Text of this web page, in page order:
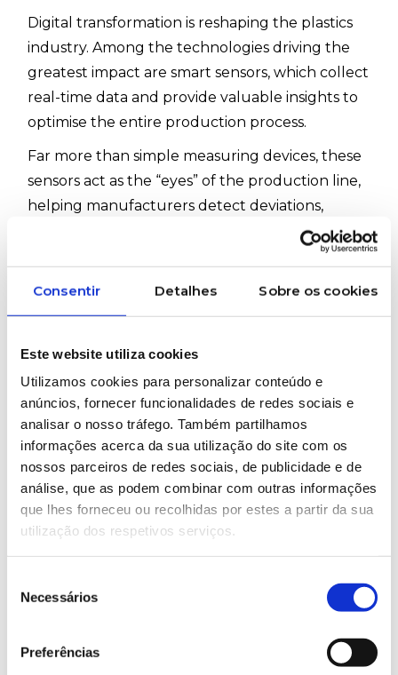
Consentir Detalhes Sobre os cookies
Este website utiliza cookies
Utilizamos cookies para personalizar conteúdo e
anúncios, fornecer funcionalidades de redes sociais e
analisar o nosso tráfego. Também partilhamos
informações acerca da sua utilização do site com os
nossos parceiros de redes sociais, de publicidade e de
análise, que as podem combinar com outras informações
que lhes forneceu ou recolhidas por estes a partir da sua
utilização dos respetivos serviços.
Necessários
Preferências
Digital transformation is reshaping the plastics
industry. Among the technologies driving the
greatest impact are smart sensors, which collect
real-time data and provide valuable insights to
optimise the entire production process.
Far more than simple measuring devices, these
sensors act as the “eyes” of the production line,
helping manufacturers detect deviations,
anticipate potential issues, and make faster,
📊Real-Time Data for Better Production
By continuously monitoring key parameters
such as temperature, pressure, vibration and
energy consumption, smart sensors can
immediately detect any variation in the
production process. This significantly reduces
the risk of producing non-conforming parts
while helping to maintain stable operating
conditions throughout production.
reduced material waste and more efficient use